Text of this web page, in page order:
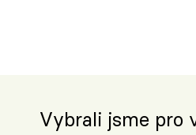
Vybrali jsme pro